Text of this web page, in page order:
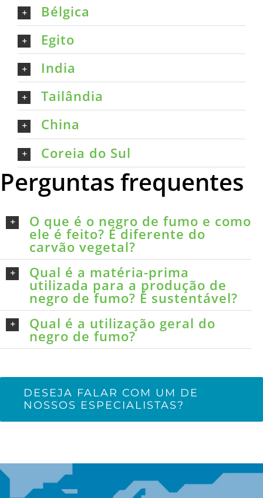
Bélgica
Egito
India
Tailândia
China
Coreia do Sul
Perguntas frequentes
O que é o negro de fumo e como
ele é feito? É diferente do
carvão vegetal?
Qual é a matéria-prima
utilizada para a produção de
negro de fumo? É sustentável?
Qual é a utilização geral do
negro de fumo?
DESEJA FALAR COM UM DE
NOSSOS ESPECIALISTAS?